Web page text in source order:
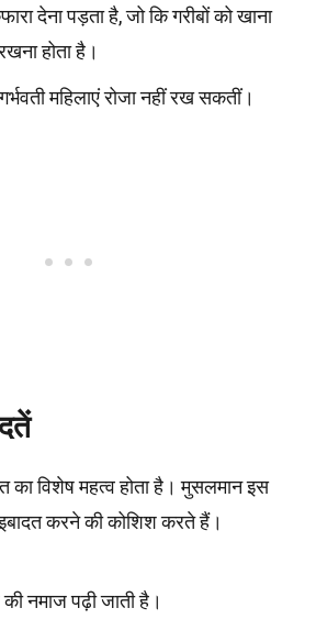
देना पड़ता है, जो कि गरीबों को खाना
होता है।
महिलाएं रोजा नहीं रख सकतीं।
का विशेष महत्व होता है। मुसलमान इस
इबादत करने की कोशिश करते हैं।
नमाज पढ़ी जाती है।